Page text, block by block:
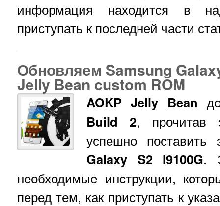
информация находится в
приступать к последней части
Обновляем Samsung
Jelly Bean custom ROM
AOKP Jelly Bean
Build 2, прочитав
успешно
Galaxy S2 I9100G.
необходимые инструкции,
перед тем, как приступать к